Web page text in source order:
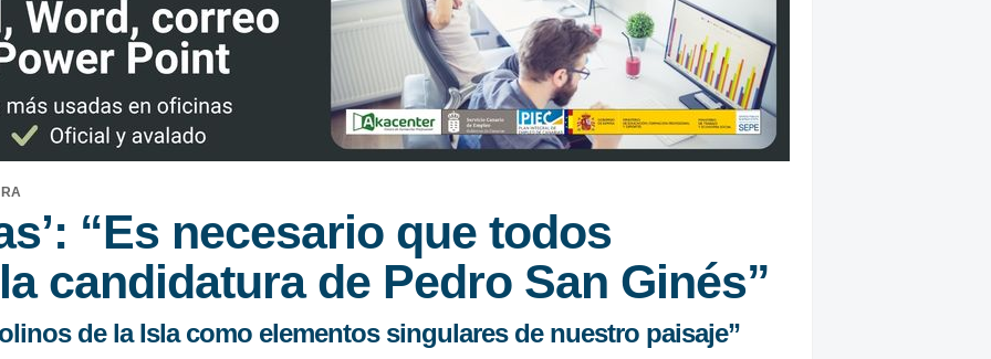
“Es necesario que todos
candidatura de Pedro San Ginés”
de la Isla como elementos singulares de nuestro paisaje”